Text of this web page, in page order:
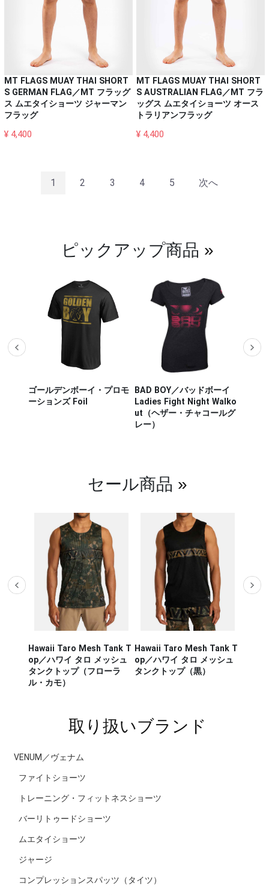
MT FLAGS MUAY THAI SHORT
S GERMAN FLAG／MT フラッグ
ス ムエタイショーツ ジャーマン
フラッグ
¥ 4,400
MT FLAGS MUAY THAI SHORT
S AUSTRALIAN FLAG／MT フラ
ッグス ムエタイショーツ オース
トラリアンフラッグ
¥ 4,400
1 2 3 4 5 次へ
ピックアップ商品 »
BAD BOY／バッドボーイ
Ladies Fight Night Walko
Hayabusa Fightwear／ハ
ヤブサ・ファイトウェア
CHIKARA FIGHTSHORT／
チカラ ファイトショーツ
セール商品 »
Hawaii Taro Mesh Tank T
op／ハワイ タロ メッシュ
タンクトップ（黒）
Hawaii Sport Vent Muscle
Rashgurds Tank／ハワイ
スポーツ ヴェント マッスル
取り扱いブランド
VENUM／ヴェナム
ファイトショーツ
トレーニング・フィットネスショーツ
バーリトゥードショーツ
ムエタイショーツ
ジャージ
コンプレッションスパッツ（タイツ）